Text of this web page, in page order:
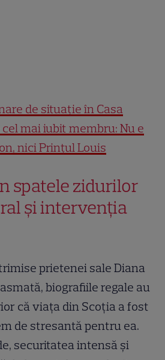
de situație în Casa
cel mai iubit membru: Nu e
nici Prințul Louis
spatele zidurilor
și intervenția
prietenei sale Diana
biografiile regale au
că viața din Scoția a fost
de stresantă pentru ea.
securitatea intensă și